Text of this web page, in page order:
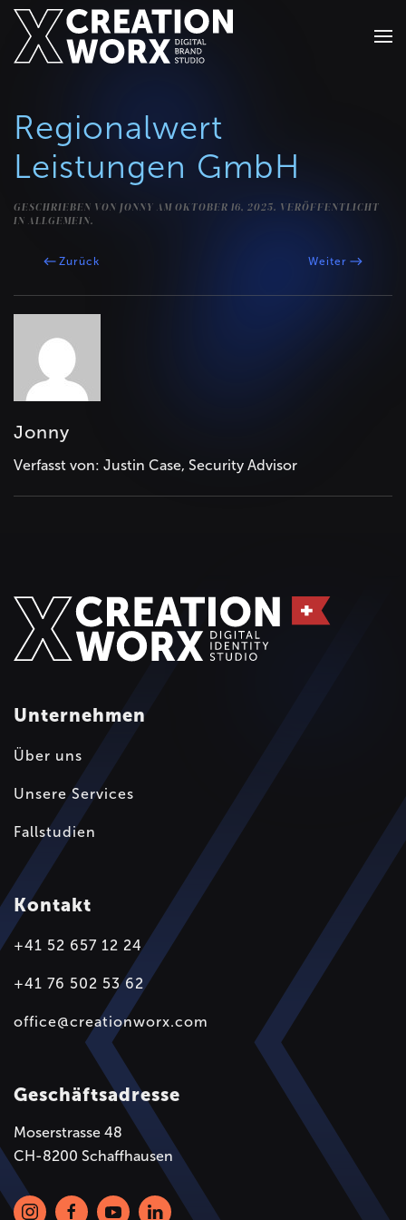
Zum Hauptinhalt springen
Regionalwert
Leistungen GmbH
GESCHRIEBEN VON JONNY AM OKTOBER 16, 2025. VERÖFFENTLICHT
IN ALLGEMEIN.
Zurück Weiter
Jonny
Verfasst von: Justin Case, Security Advisor
Unternehmen
Über uns
Unsere Services
Fallstudien
Kontakt
+41 52 657 12 24
+41 76 502 53 62
office@creationworx.com
Geschäftsadresse
Moserstrasse 48
CH-8200 Schaffhausen